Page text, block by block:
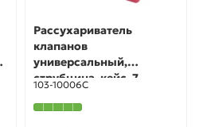
Рассухариватель
клапанов
универсальный,
струбцина, кейс, 7
предметов МАСТАК 103-
10006C
103-10006C